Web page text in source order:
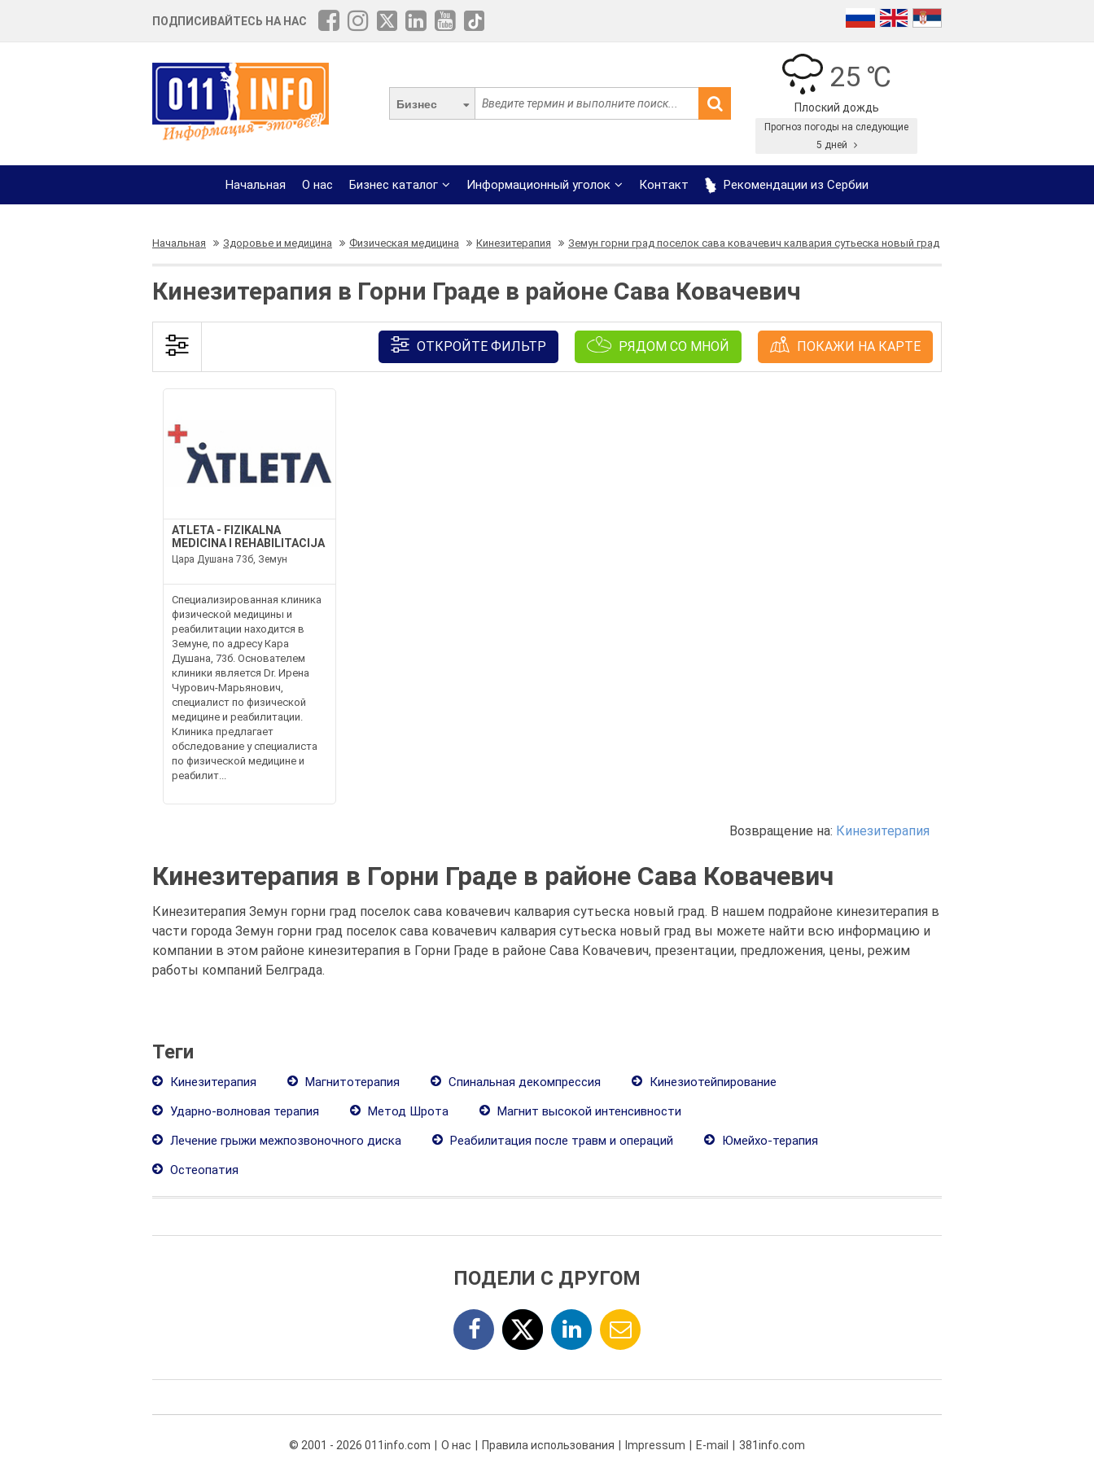
ПОДПИСИВАЙТЕСЬ НА НАС
Бизнес
25 ℃
Плоский дождь
Прогноз погоды на следующие
5 дней
Начальная О нас Бизнес каталог Информационный уголок Контакт Рекомендации из Сербии
Начальная Здоровье и медицина Физическая медицина Кинезитерапия Земун горни град поселок сава ковачевич калвария сутьеска новый град
Кинезитерапия в Горни Граде в районе Сава Ковачевич
ОТКРОЙТЕ ФИЛЬТР РЯДОМ СО МНОЙ ПОКАЖИ НА КАРТЕ
ATLETA - FIZIKALNA
MEDICINA I REHABILITACIJA
Цара Душана 73б, Земун
Специализированная клиника
физической медицины и
реабилитации находится в
Земуне, по адресу Кара
Душана, 73б. Основателем
клиники является Dr. Ирена
Чурович-Марьянович,
специалист по физической
медицине и реабилитации.
Клиника предлагает
обследование у специалиста
по физической медицине и
реабилит...
Возвращение на: Кинезитерапия
Кинезитерапия в Горни Граде в районе Сава Ковачевич
Кинезитерапия Земун горни град поселок сава ковачевич калвария сутьеска новый град. В нашем подрайоне кинезитерапия в
части города Земун горни град поселок сава ковачевич калвария сутьеска новый град вы можете найти всю информацию и
компании в этом районе кинезитерапия в Горни Граде в районе Сава Ковачевич, презентации, предложения, цены, режим
работы компаний Белграда.
Теги
Кинезитерапия Магнитотерапия Спинальная декомпрессия
Кинезиотейпирование
Ударно-волновая терапия
Метод Шрота
Магнит высокой интенсивности
Лечение грыжи межпозвоночного диска
Реабилитация после травм и операций
Юмейхо-терапия
Остеопатия
ПОДЕЛИ С ДРУГОМ
© 2001 - 2026 011info.com О нас Правила использования Impressum E-mail 381info.com